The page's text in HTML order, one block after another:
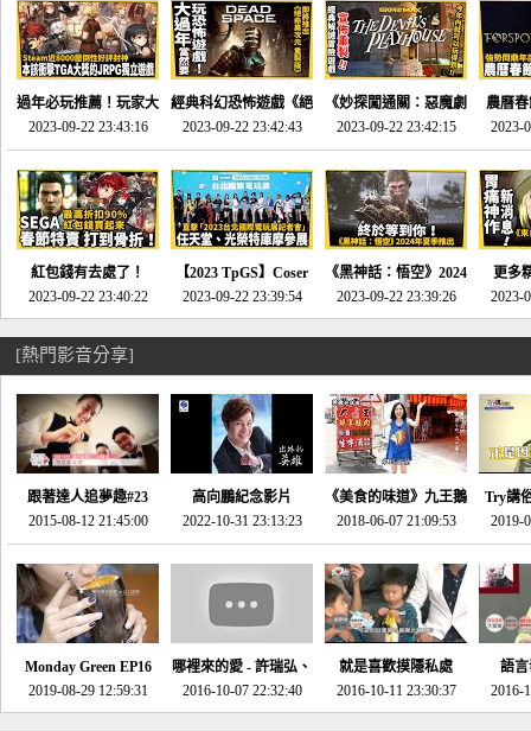
過年必玩推薦！玩家大
推的JRPG神作《神之
天平》介紹！-電玩宅
速配20230126
2023-09-22 23:43:16
經典科幻恐怖遊戲《絕
命異次元 重製版》重
回「石村號」的恐懼體
驗-電玩宅速配
20230125
2023-09-22 23:42:43
《妙探闖通關：惡魔劇
場》將推出「重製
版」!!!今年就能玩到!!-
電玩宅速配20230124
2023-09-22 23:42:15
農曆
SE社
動作角
電玩宅
2023-
紅包錢有去處了！
SEGA春節特賣 超過85
款遊戲打到骨折-電玩
宅速配20230119
2023-09-22 23:40:22
【2023 TpGS】Coser
和Show Girl搶先看！
直擊展前記者會-電玩
2023-09-22 23:39:54
《黑神話：悟空》2024
年夏季推出！確定不會
延期齁？-電玩宅速配
2023-09-22 23:39:26
更多
《來
金鄉
2023-
[熱門影音分享]
跟著達人追夢趣#23
promo-我想開間咖啡
館(謝佳凌)
2015-08-12 21:45:00
高向鵬紀念影片
2022-10-31 23:13:23
《美食的味道》九王鵝
肉
2018-06-07 21:09:53
Try講
2019-
Monday Green EP16
超意外~環保原來可以
邊玩邊做！
2019-08-29 12:59:31
哪裡來的愛 - 許瑞弘、
李其芬
2016-10-07 22:32:40
就是喜歡摸隱私處
2016-10-11 23:30:37
語
2016-